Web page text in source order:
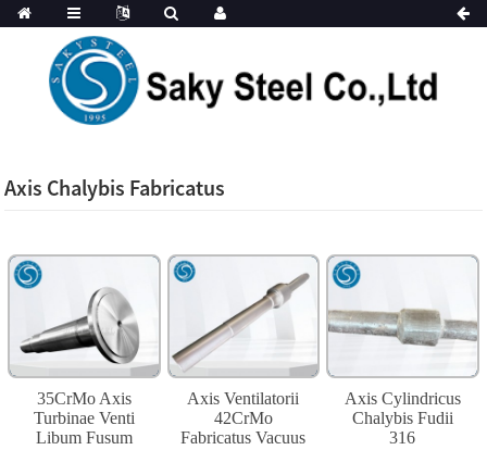
Axis Chalybis Fabricatus
35CrMo Axis
Turbinae Venti
Libum Fusum
Axis Ventilatorii
42CrMo
Fabricatus Vacuus
Axis Cylindricus
Chalybis Fudii
316